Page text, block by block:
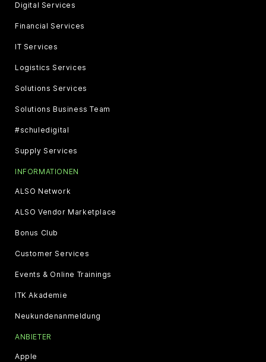
Digital Services
Financial Services
IT Services
Logistics Services
Solutions Services
Solutions Business Team
#schuledigital
Supply Services
INFORMATIONEN
ALSO Network
ALSO Vendor Marketplace
Bonus Club
Customer Services
Events & Online Trainings
ITK Akademie
Neukundenanmeldung
ANBIETER
Apple